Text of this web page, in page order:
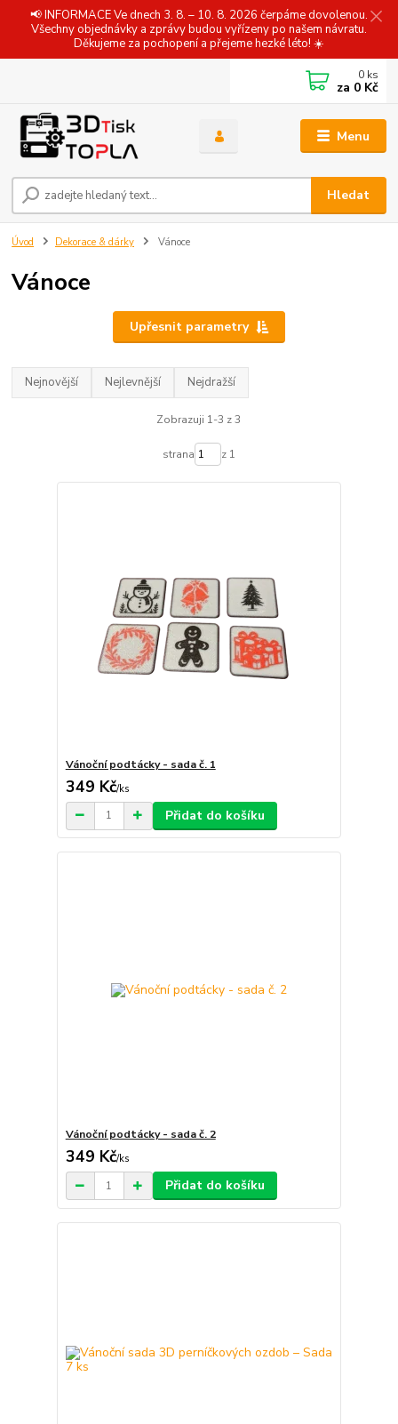
📢 INFORMACE Ve dnech 3. 8. – 10. 8. 2026 čerpáme dovolenou.
Všechny objednávky a zprávy budou vyřízeny po našem návratu.
Děkujeme za pochopení a přejeme hezké léto! ☀️
Menu
Hledat
0 ks
za 0 Kč
Úvod Dekorace & dárky Vánoce
Vánoce
Upřesnit parametry
Nejnovější Nejlevnější Nejdražší
Zobrazuji 1-3 z 3
strana z 1
Vánoční podtácky - sada č. 1
349 Kč/ks
Přidat do košíku
Vánoční podtácky - sada č. 2
349 Kč/ks
Přidat do košíku